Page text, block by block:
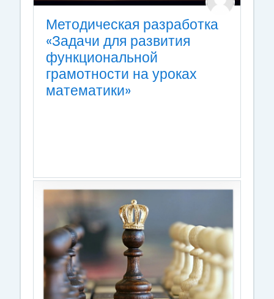
Методическая разработка
«Задачи для развития
функциональной
грамотности на уроках
математики»